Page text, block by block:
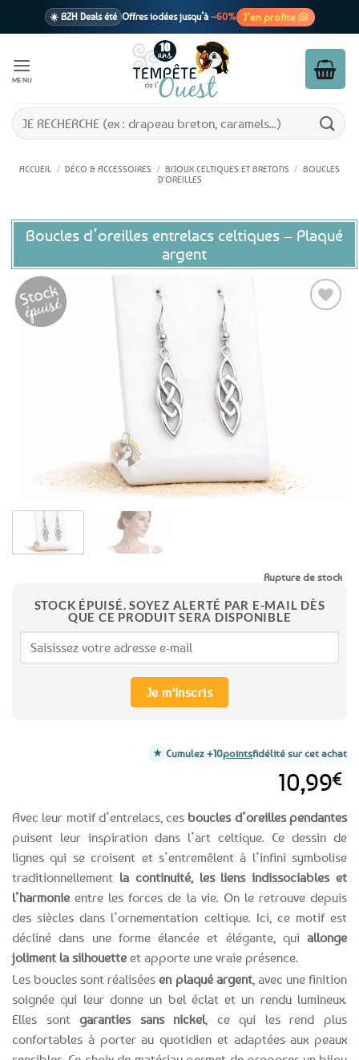
☀️ BZH Deals été Offres iodées jusqu’à –60% J’en profite 🐚
1 cadeau offertdès 39€ d’achats
En point relais dès 3,95€ seulement
MENU
Recherche
pour :
ACCUEIL / DÉCO & ACCESSOIRES / BIJOUX CELTIQUES ET BRETONS / BOUCLES
D'OREILLES
Boucles d’oreilles entrelacs celtiques – Plaqué
argent
Avec leur motif d’entrelacs, ces boucles d’oreilles pendantes
puisent leur inspiration dans l’art celtique. Ce dessin de
lignes qui se croisent et s’entremêlent à l’infini symbolise
traditionnellement la continuité, les liens indissociables et
l’harmonie entre les forces de la vie. On le retrouve depuis
des siècles dans l’ornementation celtique. Ici, ce motif est
décliné dans une forme élancée et élégante, qui allonge
joliment la silhouette et apporte une vraie présence.
Les boucles sont réalisées en plaqué argent, avec une finition
soignée qui leur donne un bel éclat et un rendu lumineux.
Elles sontgaranties sans nickel, ce qui les rend plus
confortables à porter au quotidien et adaptées aux peaux
10,99€
Rupture de stock
STOCK ÉPUISÉ. SOYEZ ALERTÉ PAR E-MAIL DÈS
QUE CE PRODUIT SERA DISPONIBLE
Je m'inscris
Cumulez +10pointsfidélité sur cet achat